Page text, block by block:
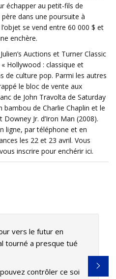
échapper au petit-fils de
dans une poursuite à
se vend entre 60 000 $ et
enchère.
Auctions et Turner Classic
Hollywood : classique et
de culture pop. Parmi les autres
le bloc de vente aux
de John Travolta de Saturday
bambou de Charlie Chaplin et le
Jr. d’Iron Man (2008).
ligne, par téléphone et en
les 22 et 23 avril. Vous
inscrire pour enchérir ici.
vers le futur en
tourné a presque tué
contrôler ce soi